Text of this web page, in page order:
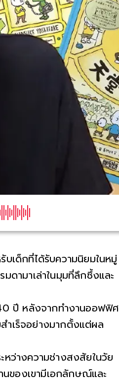
บเด็กที่ได้รับความนิยมในหมู่
ดามาเล่าในมุมที่ลึกซึ้งและ
ปี หลังจากทำงานออฟฟิศ
ำเร็จอย่างมากตั้งแต่ผล
หว่างความช่างสงสัยในวัย
ของเขามีเอกลักษณ์และ